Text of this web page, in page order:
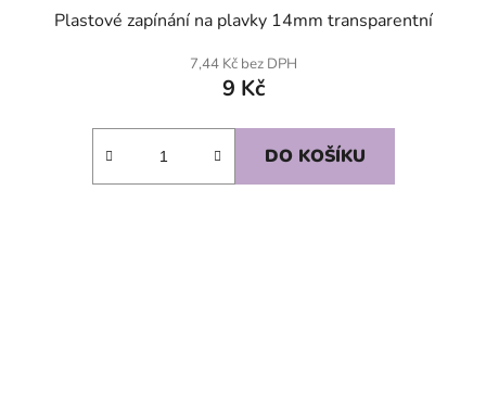
Plastové zapínání na plavky 14mm transparentní
7,44 Kč bez DPH
9 Kč
DO KOŠÍKU